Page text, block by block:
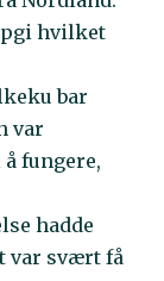
hvilket
bar
var
fungere,
hadde
var svært få